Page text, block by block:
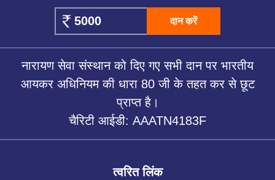
दान करें
नारायण सेवा संस्थान को दिए गए सभी दान पर भारतीय
आयकर अधिनियम की धारा 80 जी के तहत कर से छूट
प्राप्त है।
चैरिटी आईडी: AAATN4183F
त्वरित लिंक